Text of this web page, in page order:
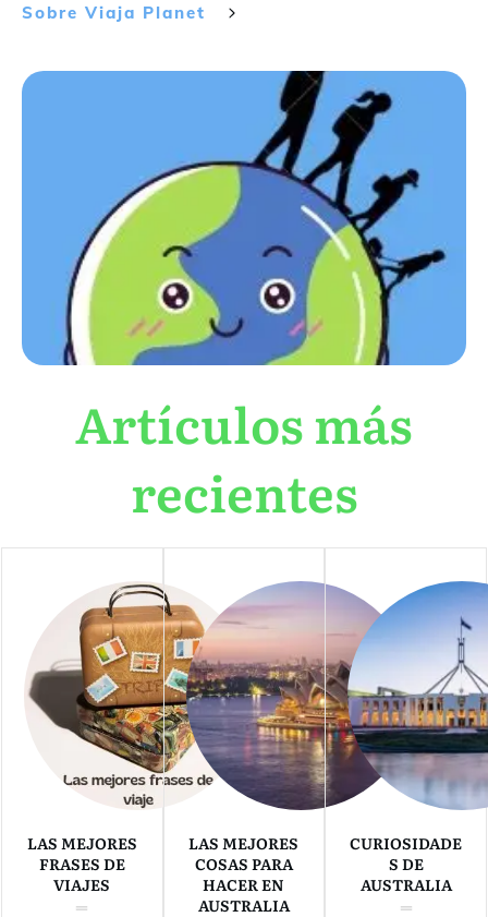
Sobre Viaja Planet
Artículos más
recientes
LAS MEJORES
FRASES DE
VIAJES
LAS MEJORES
COSAS PARA
HACER EN
AUSTRALIA
CURIOSIDADE
S DE
AUSTRALIA